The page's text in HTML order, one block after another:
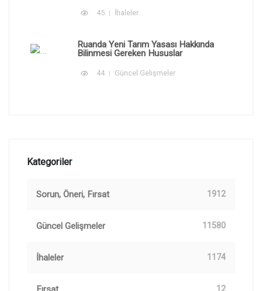
45 İhaleler
Ruanda Yeni Tarım Yasası Hakkında
Bilinmesi Gereken Hususlar
44 Güncel Gelişmeler
Kategoriler
Sorun, Öneri, Fırsat 1912
Güncel Gelişmeler 11580
İhaleler 1174
12